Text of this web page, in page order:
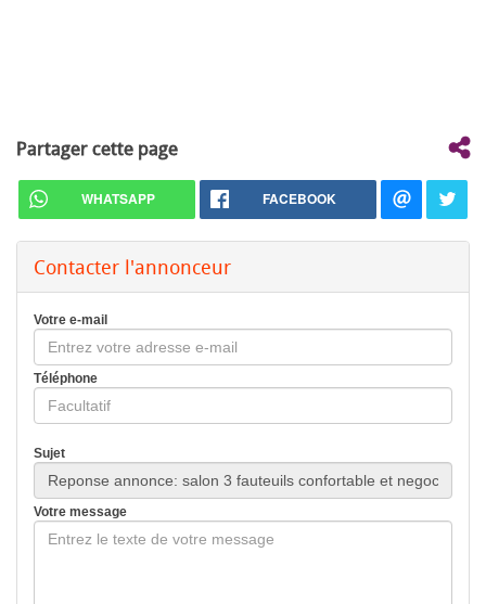
Partager cette page
WHATSAPP FACEBOOK
Contacter l'annonceur
Votre e-mail
Téléphone
Sujet
Votre message